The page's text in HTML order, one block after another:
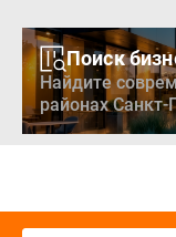
Поиск
Найдите
районах Санкт-